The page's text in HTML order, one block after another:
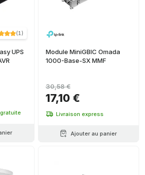
(1)
UPS
Module MiniGBIC Omada
1000-Base-SX MMF
17,10 €
30,58 €
Livraison express
Ajouter au panier